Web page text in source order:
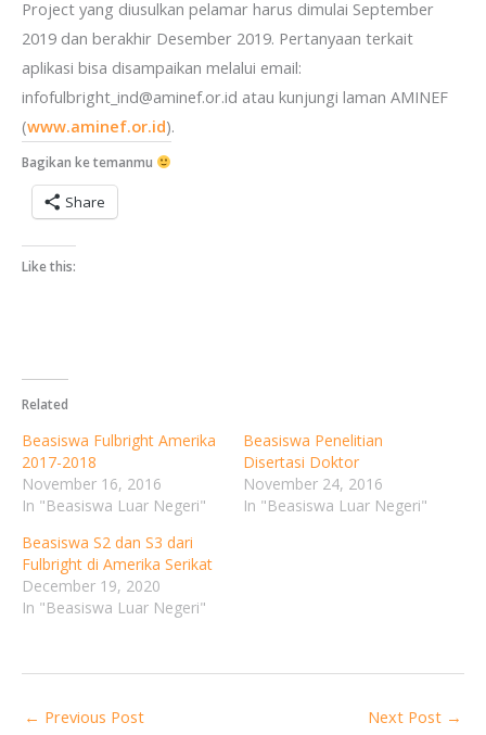
Project yang diusulkan pelamar harus dimulai September
2019 dan berakhir Desember 2019. Pertanyaan terkait
aplikasi bisa disampaikan melalui email:
infofulbright_ind@aminef.or.id atau kunjungi laman AMINEF
(www.aminef.or.id).
Bagikan ke temanmu
Share
Like this:
Related
Beasiswa Fulbright Amerika
2017-2018
November 16, 2016
In "Beasiswa Luar Negeri"
Beasiswa Penelitian
Disertasi Doktor
November 24, 2016
In "Beasiswa Luar Negeri"
Beasiswa S2 dan S3 dari
Fulbright di Amerika Serikat
December 19, 2020
In "Beasiswa Luar Negeri"
← Previous Post Next Post →